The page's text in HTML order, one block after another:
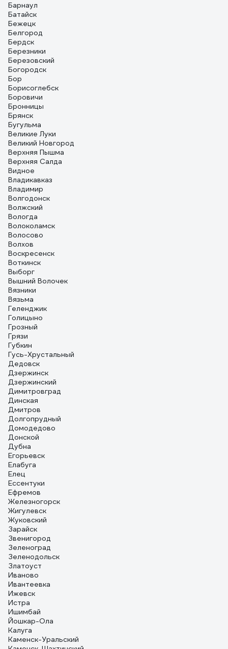
Барнаул
Батайск
Бежецк
Белгород
Бердск
Березники
Березовский
Богородск
Бор
Борисоглебск
Боровичи
Бронницы
Брянск
Бугульма
Великие Луки
Великий Новгород
Верхняя Пышма
Верхняя Салда
Видное
Владикавказ
Владимир
Волгодонск
Волжский
Вологда
Волоколамск
Волосово
Волхов
Воскресенск
Воткинск
Выборг
Вышний Волочек
Вязники
Вязьма
Геленджик
Голицыно
Грозный
Грязи
Губкин
Гусь-Хрустальный
Дедовск
Дзержинск
Дзержинский
Димитровград
Динская
Дмитров
Долгопрудный
Домодедово
Донской
Дубна
Егорьевск
Елабуга
Елец
Ессентуки
Ефремов
Железногорск
Жигулевск
Жуковский
Зарайск
Звенигород
Зеленоград
Зеленодольск
Златоуст
Иваново
Ивантеевка
Ижевск
Истра
Ишимбай
Йошкар-Ола
Калуга
Каменск-Уральский